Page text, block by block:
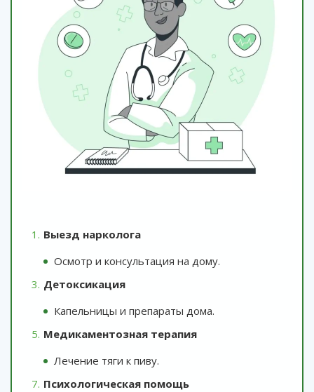
Выезд нарколога
Осмотр и консультация на дому.
Детоксикация
Капельницы и препараты дома.
Медикаментозная терапия
Лечение тяги к пиву.
Психологическая помощь